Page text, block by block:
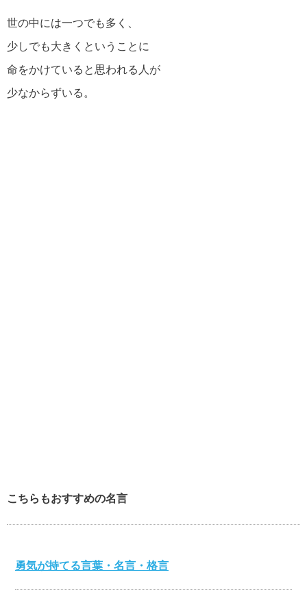
世の中には一つでも多く、
少しでも大きくということに
命をかけていると思われる人が
少なからずいる。
こちらもおすすめの名言
勇気が持てる言葉・名言・格言